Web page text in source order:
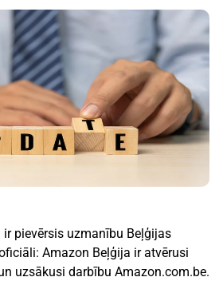
pievērsis uzmanību Beļģijas
Amazon Beļģija ir atvērusi
uzsākusi darbību Amazon.com.be.